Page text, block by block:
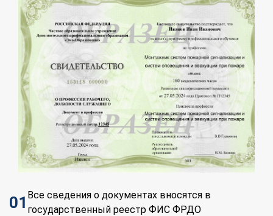
01 Все сведения о документах вносятся в
государственный реестр ФИС ФРДО